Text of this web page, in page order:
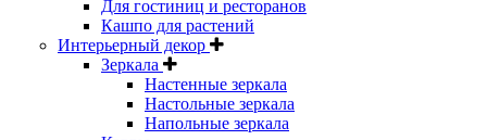
Для гостиниц и ресторанов
Кашпо для растений
Интерьерный декор
Зеркала
Настенные зеркала
Настольные зеркала
Напольные зеркала